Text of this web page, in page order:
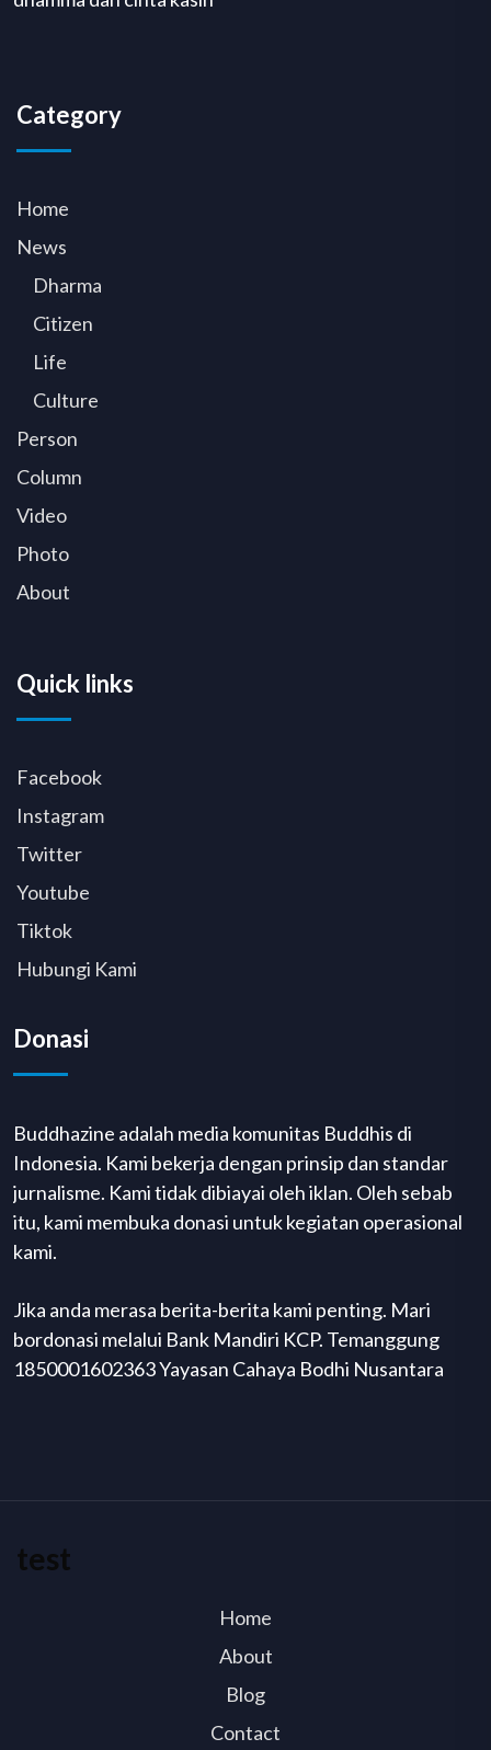
Category
Home
News
Dharma
Citizen
Life
Culture
Person
Column
Video
Photo
About
Quick links
Facebook
Instagram
Twitter
Youtube
Tiktok
Hubungi Kami
Donasi
Buddhazine adalah media komunitas Buddhis di
Indonesia. Kami bekerja dengan prinsip dan standar
jurnalisme. Kami tidak dibiayai oleh iklan. Oleh sebab
itu, kami membuka donasi untuk kegiatan operasional
kami.
Jika anda merasa berita-berita kami penting. Mari
bordonasi melalui Bank Mandiri KCP. Temanggung
1850001602363 Yayasan Cahaya Bodhi Nusantara
test
Home
About
Blog
Contact